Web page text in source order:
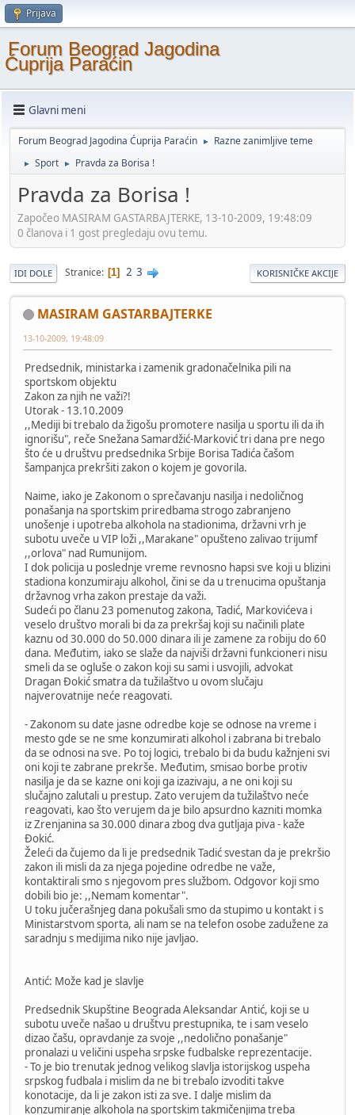
Prijava
Forum Beograd Jagodina
Ćuprija Paraćin
Glavni meni
Forum Beograd Jagodina Ćuprija Paraćin ► Razne zanimljive teme
► Sport ► Pravda za Borisa !
Pravda za Borisa !
Započeo MASIRAM GASTARBAJTERKE, 13-10-2009, 19:48:09
0 članova i 1 gost pregledaju ovu temu.
IDI DOLE Stranice 1 2 3 KORISNIČKE AKCIJE
MASIRAM GASTARBAJTERKE
13-10-2009, 19:48:09
Predsednik, ministarka i zamenik gradonačelnika pili na
sportskom objektu
Zakon za njih ne važi?!
Utorak - 13.10.2009
,,Mediji bi trebalo da žigošu promotere nasilja u sportu ili da ih
ignorišu", reče Snežana Samardžić-Marković tri dana pre nego
što će u društvu predsednika Srbije Borisa Tadića čašom
šampanjca prekršiti zakon o kojem je govorila.
Naime, iako je Zakonom o sprečavanju nasilja i nedoličnog
ponašanja na sportskim priredbama strogo zabranjeno
unošenje i upotreba alkohola na stadionima, državni vrh je
subotu uveče u VIP loži ,,Marakane" opušteno zalivao trijumf
,,orlova" nad Rumunijom.
I dok policija u poslednje vreme revnosno hapsi sve koji u blizini
stadiona konzumiraju alkohol, čini se da u trenucima opuštanja
državnog vrha zakon prestaje da važi.
Sudeći po članu 23 pomenutog zakona, Tadić, Markovićeva i
veselo društvo morali bi da za prekršaj koji su načinili plate
kaznu od 30.000 do 50.000 dinara ili je zamene za robiju do 60
dana. Međutim, iako se slaže da najviši državni funkcioneri nisu
smeli da se ogluše o zakon koji su sami i usvojili, advokat
Dragan Đokić smatra da tužilaštvo u ovom slučaju
najverovatnije neće reagovati.
- Zakonom su date jasne odredbe koje se odnose na vreme i
mesto gde se ne sme konzumirati alkohol i zabrana bi trebalo
da se odnosi na sve. Po toj logici, trebalo bi da budu kažnjeni svi
oni koji te zabrane prekrše. Međutim, smisao borbe protiv
nasilja je da se kazne oni koji ga izazivaju, a ne oni koji su
slučajno zalutali u prestup. Zato verujem da tužilaštvo neće
reagovati, kao što verujem da je bilo apsurdno kazniti momka
iz Zrenjanina sa 30.000 dinara zbog dva gutljaja piva - kaže
Đokić.
Želeći da čujemo da li je predsednik Tadić svestan da je prekršio
zakon ili misli da za njega pojedine odredbe ne važe,
kontaktirali smo s njegovom pres službom. Odgovor koji smo
dobili bio je: ,,Nemam komentar".
U toku jučerašnjeg dana pokušali smo da stupimo u kontakt i s
Ministarstvom sporta, ali nam se na telefon osobe zadužene za
saradnju s medijima niko nije javljao.
Antić: Može kad je slavlje
Predsednik Skupštine Beograda Aleksandar Antić, koji se u
subotu uveče našao u društvu prestupnika, te i sam veselo
dizao čašu, opravdanje za svoje ,,nedolično ponašanje"
pronalazi u veličini uspeha srpske fudbalske reprezentacije.
- To je bio trenutak jednog velikog slavlja istorijskog uspeha
srpskog fudbala i mislim da ne bi trebalo izvoditi takve
konotacije, da li je zakon isti za sve. I dalje mislim da
konzumiranje alkohola na sportskim takmičenjima treba